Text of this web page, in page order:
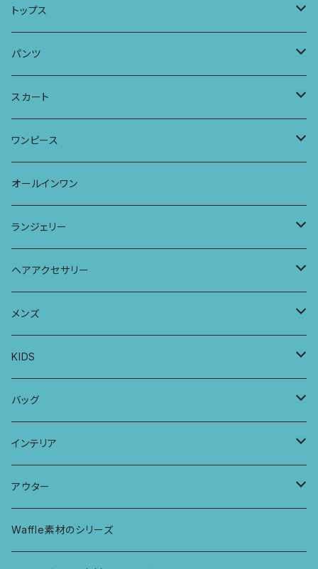
ロングスリーブワンピース
Tシャツ
パーカー
ワンピース
Tシャツ
フレンチスリーブラウス
サーフパンツ
ドレス
ストール
トップス
タンクトップ・キャミソール
タンクトップ
キャミソール
ワイドTシャツ
チュニックTシャツ
七分袖トップス
ラグランスリーブトップス
パンツ
アラジンパンツ
ポケット付きアラジンパンツ
ワイドパンツ
ポケット付きワイドパンツ
レギンス
バブーチャ
スカート
マキシスカート
ワンピース
ワンピース
オールインワン
スリップワンピース
ビルヘンワンピース
半袖ワンピース
オールインワン
ランジェリー
ブラ
ヨガトップ
カシュクールブラ
ショーツ
プレーンショーツ
ボンバチャショーツ
ヘアアクセサリー
リボンシュシュ
シュシュ
ヘアターバン
三つ編み紐
メンズ
メンズボクサー
パンツ
トップス
KIDS
KIDS 羽根つきTシャツ
KIDS Tシャツ
KIDS ロングスリーブトップス
KIDS ラグランスリーブ長袖トップス
バッグ
PCケース
マルシェバッグ
インテリア
カーテン
ラグ
アウター
パーカー
Waffle素材のシリーズ